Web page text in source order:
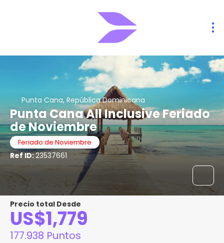
Punta Cana, República Dominicana
Punta Cana All Inclusive Feriado
de Noviembre
Feriado de Noviembre
Ref ID:23537661
Precio total Desde
US$1,779
177.938 Puntos